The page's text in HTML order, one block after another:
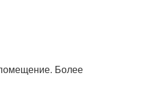
Более